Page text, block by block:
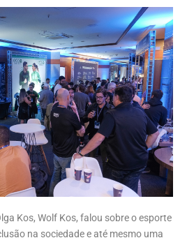
Kos, Wolf Kos, falou sobre o esporte
na sociedade e até mesmo uma